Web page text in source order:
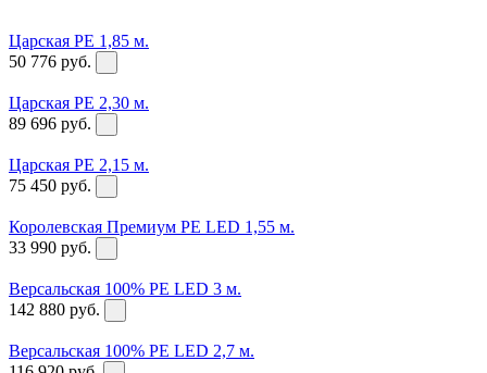
Царская PE 1,85 м.
50 776 руб.
Царская PE 2,30 м.
89 696 руб.
Царская PE 2,15 м.
75 450 руб.
Королевская Премиум PE LED 1,55 м.
33 990 руб.
Версальская 100% PE LED 3 м.
142 880 руб.
Версальская 100% PE LED 2,7 м.